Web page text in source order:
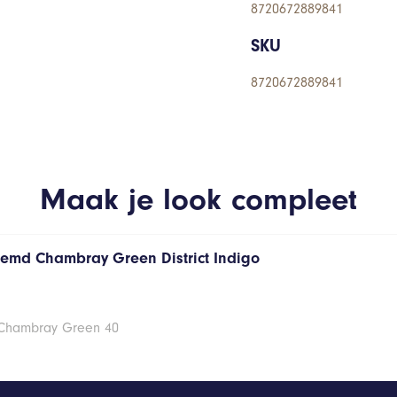
8720672889841
SKU
8720672889841
Maak je look compleet
Chambray Green District Indigo
Green 40